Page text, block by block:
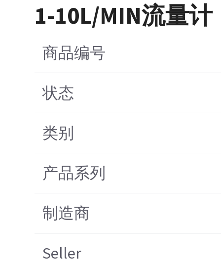
1-10L/MIN流量计
商品编号
状态
类别
产品系列
制造商
Seller